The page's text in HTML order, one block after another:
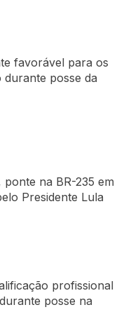
favorável para os
durante posse da
na BR-235 em
Presidente Lula
profissional
posse na